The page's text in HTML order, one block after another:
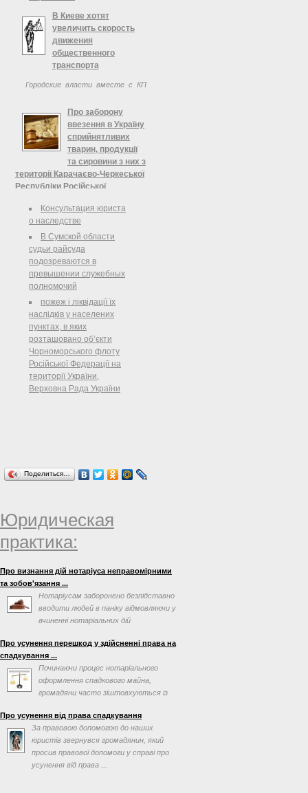
В Киеве хотят
увеличить скорость
движения
общественного
транспорта
Городские власти вместе с КП
вопрос увеличения скорости
движения общественного
транспорта. Об этом сообщил
советник Киевского городского
головы по вопросам транспорта ...
Про заборону
ввезення в Україну
сприйнятливих
тварин, продукції
та сировини з них з
території Карачаєво-Черкеської
Республіки Російської
виявленням захворювання
тварин на ящур, Міністерство
доходів і зборів України
МІНІСТЕРСТВО ДОХОДІВ І
ЗБОРІВ УКРАЇНИ Департамент
митної справи Начальникам
митниць Департамент розвитку
IT, електронних сервісів та обліку
платників
Консультация юриста
о наследстве
В Сумской области
судьи райсуда
подозреваются в
превышении служебных
полномочий
пожеж і ліквідації їх
наслідків у населених
пунктах, в яких
розташовано об’єкти
Чорноморського флоту
Російської Федерації на
території України,
Верховна Рада України
Поделиться…
Юридическая
практика:
Про визнання дій нотаріуса неправомірними
та зобов'язання ...
Нотаріусам заборонено безпідставно
вводити людей в паніку відмовляючи у
вчиненні нотаріальних дій
Про усунення перешкод у здійсненні права на
спадкування ...
Починаючи процес нотаріального
оформлення спадкового майна,
громадяни часто зіштовхуються із
Про усунення від права спадкування
За правовою допомогою до наших
юристів звернувся громадянин, який
просив правової допомоги у справі про
усунення від права ...